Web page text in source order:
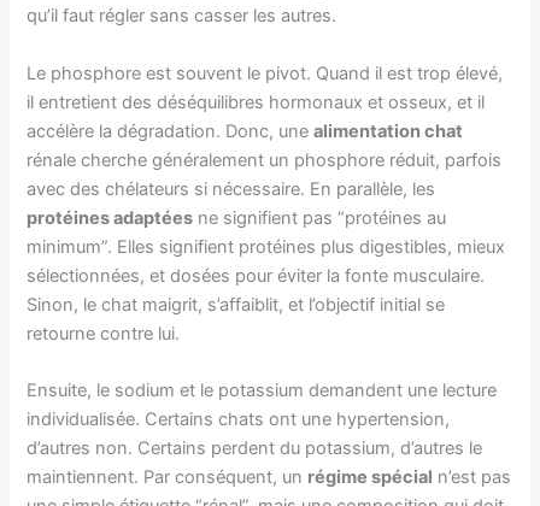
qu’il faut régler sans casser les autres.
Le phosphore est souvent le pivot. Quand il est trop élevé,
il entretient des déséquilibres hormonaux et osseux, et il
accélère la dégradation. Donc, unealimentation chat
rénale cherche généralement un phosphore réduit, parfois
avec des chélateurs si nécessaire. En parallèle, les
protéines adaptées ne signifient pas “protéines au
minimum”. Elles signifient protéines plus digestibles, mieux
sélectionnées, et dosées pour éviter la fonte musculaire.
Sinon, le chat maigrit, s’affaiblit, et l’objectif initial se
retourne contre lui.
Ensuite, le sodium et le potassium demandent une lecture
individualisée. Certains chats ont une hypertension,
d’autres non. Certains perdent du potassium, d’autres le
maintiennent. Par conséquent, un régime spécial n’est pas